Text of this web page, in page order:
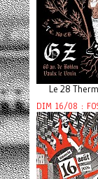
Le 28
DIM 16/08 :